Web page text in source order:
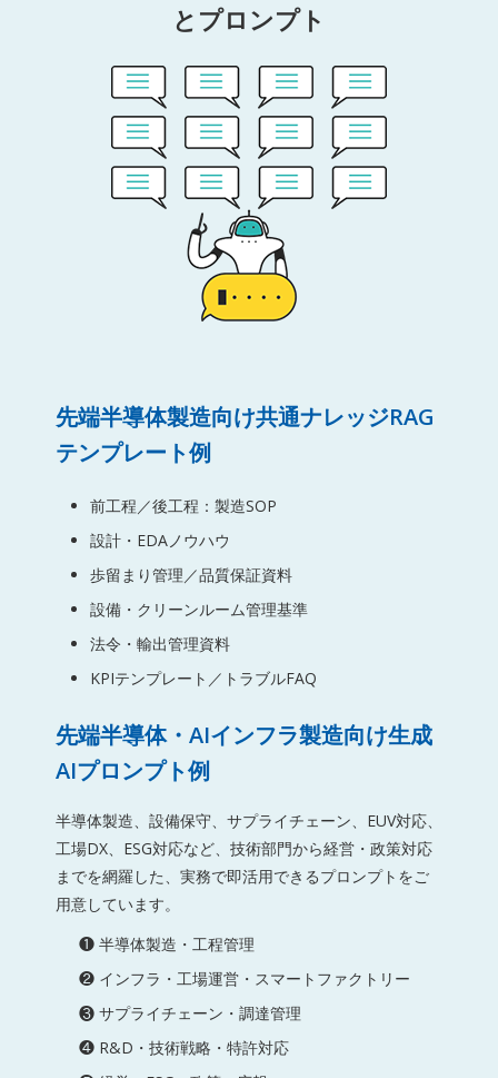
とプロンプト
先端半導体製造向け共通ナレッジRAG
テンプレート例
前工程／後工程：製造SOP
設計・EDAノウハウ
歩留まり管理／品質保証資料
設備・クリーンルーム管理基準
法令・輸出管理資料
KPIテンプレート／トラブルFAQ
先端半導体・AIインフラ製造向け生成
AIプロンプト例
半導体製造、設備保守、サプライチェーン、EUV対応、
工場DX、ESG対応など、技術部門から経営・政策対応
までを網羅した、実務で即活用できるプロンプトをご
用意しています。
❶ 半導体製造・工程管理
❷ インフラ・工場運営・スマートファクトリー
❸ サプライチェーン・調達管理
❹ R&D・技術戦略・特許対応